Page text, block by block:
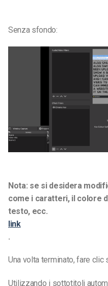
Senza sfondo:
Nota: se si desidera
come i caratteri, il colore
testo, ecc.
link
.
Una volta terminato, fare clic
Utilizzando i sottotitoli